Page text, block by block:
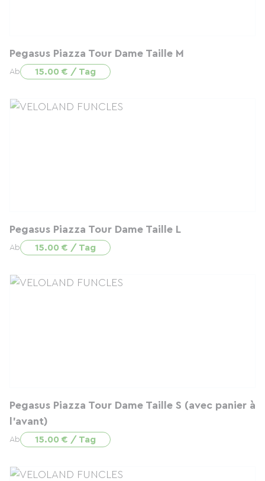
Pegasus Piazza Tour Dame Taille M
Ab 15.00 € / Tag
Pegasus Piazza Tour Dame Taille L
Ab 15.00 € / Tag
Pegasus Piazza Tour Dame Taille S (avec panier à
l'avant)
Ab 15.00 € / Tag